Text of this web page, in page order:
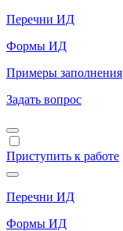
Перечни ИД
Формы ИД
Примеры заполнения
Задать вопрос
Приступить к работе
Перечни ИД
Формы ИД